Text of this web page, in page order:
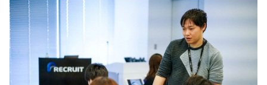
転職エージェント
転職成功ガイド
本選考
インターン
新卒エージェント
講座一覧
スキルチェック
プログラミング言語
ゲーム・マンガ
メディア